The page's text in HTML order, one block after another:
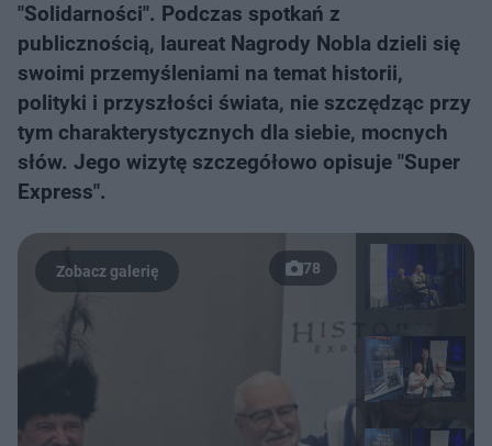
"Solidarności". Podczas spotkań z
publicznością, laureat Nagrody Nobla dzieli się
swoimi przemyśleniami na temat historii,
polityki i przyszłości świata, nie szczędząc przy
tym charakterystycznych dla siebie, mocnych
słów. Jego wizytę szczegółowo opisuje "Super
Express".
78